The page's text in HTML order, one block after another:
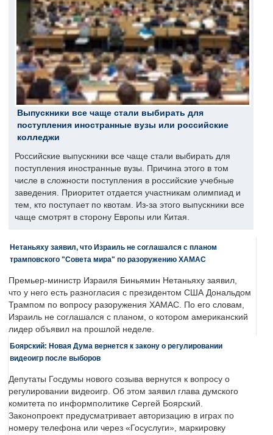
Выпускники все чаще стали выбирать для
поступления иностранные вузы или российские
колледжи
Российские выпускники все чаще стали выбирать для
поступления иностранные вузы. Причина этого в том
числе в сложности поступления в российские учебные
заведения. Приоритет отдается участникам олимпиад и
тем, кто поступает по квотам. Из-за этого выпускники все
чаще смотрят в сторону Европы или Китая.
Нетаньяху заявил, что Израиль не соглашался с планом
трамповского "Совета мира" по разоружению ХАМАС
Премьер-министр Израиля Биньямин Нетаньяху заявил,
что у него есть разногласия с президентом США Дональдом
Трампом по вопросу разоружения ХАМАС. По его словам,
Израиль не соглашался с планом, о котором американский
лидер объявил на прошлой неделе.
Боярский: Новая Дума вернется к закону о регулировании
видеоигр после выборов
Депутаты Госдумы нового созыва вернутся к вопросу о
регулировании видеоигр. Об этом заявил глава думского
комитета по информполитике Сергей Боярский.
Законопроект предусматривает авторизацию в играх по
номеру телефона или через «Госуслуги», маркировку